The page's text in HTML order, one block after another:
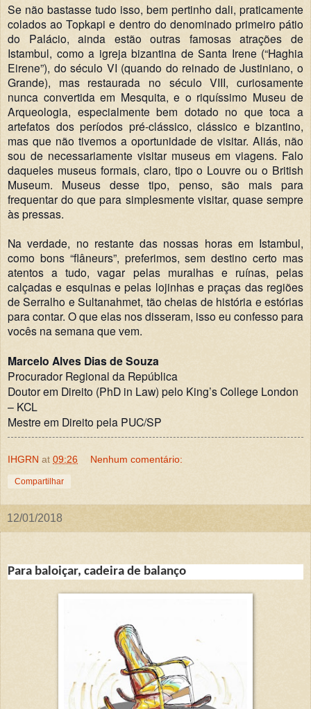
Se não bastasse tudo isso, bem pertinho dali, praticamente
colados ao Topkapi e dentro do denominado primeiro pátio
do Palácio, ainda estão outras famosas atrações de
Istambul, como a igreja bizantina de Santa Irene (“Haghia
Eirene”), do século VI (quando do reinado de Justiniano, o
Grande), mas restaurada no século VIII, curiosamente
nunca convertida em Mesquita, e o riquíssimo Museu de
Arqueologia, especialmente bem dotado no que toca a
artefatos dos períodos pré-clássico, clássico e bizantino,
mas que não tivemos a oportunidade de visitar. Aliás, não
sou de necessariamente visitar museus em viagens. Falo
daqueles museus formais, claro, tipo o Louvre ou o British
Museum. Museus desse tipo, penso, são mais para
frequentar do que para simplesmente visitar, quase sempre
às pressas.
Na verdade, no restante das nossas horas em Istambul,
como bons “flâneurs”, preferimos, sem destino certo mas
atentos a tudo, vagar pelas muralhas e ruínas, pelas
calçadas e esquinas e pelas lojinhas e praças das regiões
de Serralho e Sultanahmet, tão cheias de história e estórias
para contar. O que elas nos disseram, isso eu confesso para
vocês na semana que vem.
Marcelo Alves Dias de Souza
Procurador Regional da República
Doutor em Direito (PhD in Law) pelo King’s College London
– KCL
Mestre em Direito pela PUC/SP
IHGRN at 09:26 Nenhum comentário:
Compartilhar
12/01/2018
Para baloiçar, cadeira de balanço